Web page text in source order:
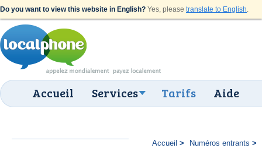
Do you want to view this website in English? Yes, please translate to English.
Accueil Services Tarifs Aide
Accueil Numéros entrants